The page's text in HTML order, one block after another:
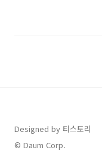
Designed by 티스토리
© Daum Corp.